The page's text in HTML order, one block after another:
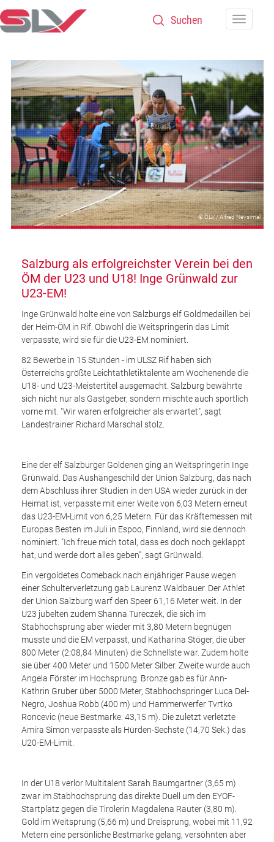
Zum Inhalt
© ÖLV / Alfred Nevsimal
Salzburg als erfolgreichster Verein bei den
ÖM der U23 und U18! Inge Grünwald zur
U23-EM!
Inge Grünwald holte eine von Salzburgs elf Goldmedaillen bei
der Heim-ÖM in Rif. Obwohl die Weitspringerin das Limit
verpasste, wird sie für die U23-EM nominiert.
82 Bewerbe in 15 Stunden - im ULSZ Rif haben sich
Österreichs größte Leichtathletiktalente am Wochenende die
U18- und U23-Meistertitel ausgemacht. Salzburg bewährte
sich nicht nur als Gastgeber, sondern mischte auch sportlich
vorne mit. "Wir waren erfolgreicher als erwartet", sagt
Landestrainer Richard Marschal stolz.
Eine der elf Salzburger Goldenen ging an Weitspringerin Inge
Grünwald. Das Aushängeschild der Union Salzburg, das nach
dem Abschluss ihrer Studien in den USA wieder zurück in der
Heimat ist, verpasste mit einer Weite von 6,03 Metern erneut
das U23-EM-Limit von 6,25 Metern. Für das Kräftemessen mit
Europas Besten im Juli in Espoo, Finnland, wird sie dennoch
nominiert. "Ich freue mich total, dass es doch noch geklappt
hat, und werde dort alles geben", sagt Grünwald.
Ein vergoldetes Comeback nach einjähriger Pause wegen
einer Schulterverletzung gab Laurenz Waldbauer. Der Athlet
der Union Salzburg warf den Speer 61,16 Meter weit. In der
U23 jubelten zudem Shanna Tureczek, die sich im
Stabhochsprung aber wieder mit 3,80 Metern begnügen
musste und die EM verpasst, und Katharina Stöger, die über
800 Meter (2:08,84 Minuten) die Schnellste war. Zudem holte
sie über 400 Meter und 1500 Meter Silber. Zweite wurde auch
Angela Förster im Hochsprung. Bronze gab es für Ann-
Kathrin Gruber über 5000 Meter, Stabhochspringer Luca Del-
Negro, Joshua Robb (400 m) und Hammerwerfer Tvrtko
Roncevic (neue Bestmarke: 43,15 m). Die zuletzt verletzte
Amira Simon verpasste als Hürden-Sechste (14,70 Sek.) das
U20-EM-Limit.
In der U18 verlor Multitalent Sarah Baumgartner (3,65 m)
zwar im Stabhochsprung das direkte Duell um den EYOF-
Startplatz gegen die Tirolerin Magdalena Rauter (3,80 m).
Gold im Weitsprung (5,66 m) und Dreisprung, wobei mit 11,92
Metern eine persönliche Bestmarke gelang, versöhnten aber